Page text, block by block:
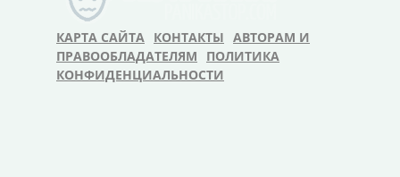
КАРТА САЙТА КОНТАКТЫ АВТОРАМ И
ПРАВООБЛАДАТЕЛЯМ
ПОЛИТИКА
КОНФИДЕНЦИАЛЬНОСТИ